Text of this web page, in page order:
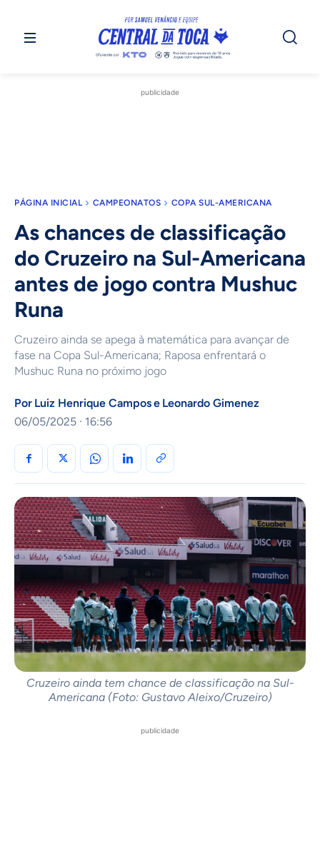
publicidade
PÁGINA INICIAL CAMPEONATOS COPA SUL-AMERICANA
As chances de classificação
do Cruzeiro na Sul-Americana
antes de jogo contra Mushuc
Runa
Cruzeiro ainda se apega à matemática para avançar de
fase na Copa Sul-Americana; Raposa enfrentará o
Mushuc Runa no próximo jogo
Por Luiz Henrique Campose Leonardo Gimenez
06/05/2025 · 16:56
Cruzeiro ainda tem chance de classificação na Sul-
Americana (Foto: Gustavo Aleixo/Cruzeiro)
publicidade